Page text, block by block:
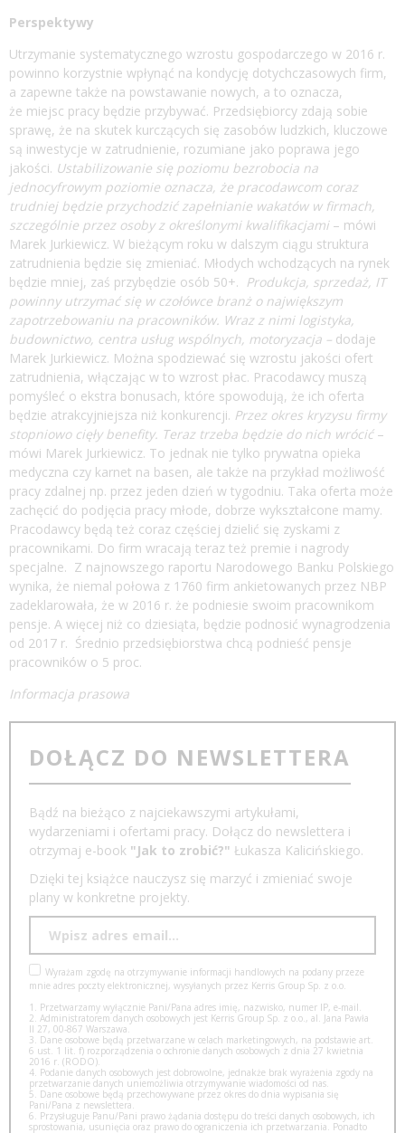
Perspektywy
Utrzymanie systematycznego wzrostu gospodarczego w 2016 r.
powinno korzystnie wpłynąć na kondycję dotychczasowych firm,
a zapewne także na powstawanie nowych, a to oznacza,
że miejsc pracy będzie przybywać. Przedsiębiorcy zdają sobie
sprawę, że na skutek kurczących się zasobów ludzkich, kluczowe
są inwestycje w zatrudnienie, rozumiane jako poprawa jego
jakości. Ustabilizowanie się poziomu bezrobocia na
jednocyfrowym poziomie oznacza, że pracodawcom coraz
trudniej będzie przychodzić zapełnianie wakatów w firmach,
szczególnie przez osoby z określonymi kwalifikacjami– mówi
Marek Jurkiewicz. W bieżącym roku w dalszym ciągu struktura
zatrudnienia będzie się zmieniać. Młodych wchodzących na rynek
będzie mniej, zaś przybędzie osób 50+. Produkcja, sprzedaż, IT
powinny utrzymać się w czołówce branż o największym
zapotrzebowaniu na pracowników. Wraz z nimi logistyka,
budownictwo, centra usług wspólnych, motoryzacja – dodaje
Marek Jurkiewicz. Można spodziewać się wzrostu jakości ofert
zatrudnienia, włączając w to wzrost płac. Pracodawcy muszą
pomyśleć o ekstra bonusach, które spowodują, że ich oferta
będzie atrakcyjniejsza niż konkurencji. Przez okres kryzysu firmy
stopniowo cięły benefity. Teraz trzeba będzie do nich wrócić –
mówi Marek Jurkiewicz. To jednak nie tylko prywatna opieka
medyczna czy karnet na basen, ale także na przykład możliwość
pracy zdalnej np. przez jeden dzień w tygodniu. Taka oferta może
zachęcić do podjęcia pracy młode, dobrze wykształcone mamy.
Pracodawcy będą też coraz częściej dzielić się zyskami z
pracownikami. Do firm wracają teraz też premie i nagrody
specjalne. Z najnowszego raportu Narodowego Banku Polskiego
wynika, że niemal połowa z 1760 firm ankietowanych przez NBP
zadeklarowała, że w 2016 r. że podniesie swoim pracownikom
pensje. A więcej niż co dziesiąta, będzie podnosić wynagrodzenia
od 2017 r. Średnio przedsiębiorstwa chcą podnieść pensje
pracowników o 5 proc.
Informacja prasowa
DOŁĄCZ DO NEWSLETTERA
Bądź na bieżąco z najciekawszymi artykułami,
wydarzeniami i ofertami pracy. Dołącz do newslettera i
otrzymaj e-book "Jak to zrobić?" Łukasza Kalicińskiego.
Dzięki tej książce nauczysz się marzyć i zmieniać swoje
plany w konkretne projekty.
Wyrażam zgodę na otrzymywanie informacji handlowych na podany przeze
mnie adres poczty elektronicznej, wysyłanych przez Kerris Group Sp. z o.o.
1. Przetwarzamy wyłącznie Pani/Pana adres imię, nazwisko, numer IP, e-mail.
2. Administratorem danych osobowych jest Kerris Group Sp. z o.o., al. Jana Pawła
II 27, 00-867 Warszawa.
3. Dane osobowe będą przetwarzane w celach marketingowych, na podstawie art.
6 ust. 1 lit. f) rozporządzenia o ochronie danych osobowych z dnia 27 kwietnia
2016 r. (RODO).
4. Podanie danych osobowych jest dobrowolne, jednakże brak wyrażenia zgody na
przetwarzanie danych uniemożliwia otrzymywanie wiadomości od nas.
5. Dane osobowe będą przechowywane przez okres do dnia wypisania się
Pani/Pana z newslettera.
6. Przysługuje Panu/Pani prawo żądania dostępu do treści danych osobowych, ich
sprostowania, usunięcia oraz prawo do ograniczenia ich przetwarzania. Ponadto